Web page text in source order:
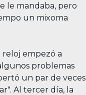
le mandaba, pero
un mixoma
empezó a
problemas
un par de veces
Al tercer día, la